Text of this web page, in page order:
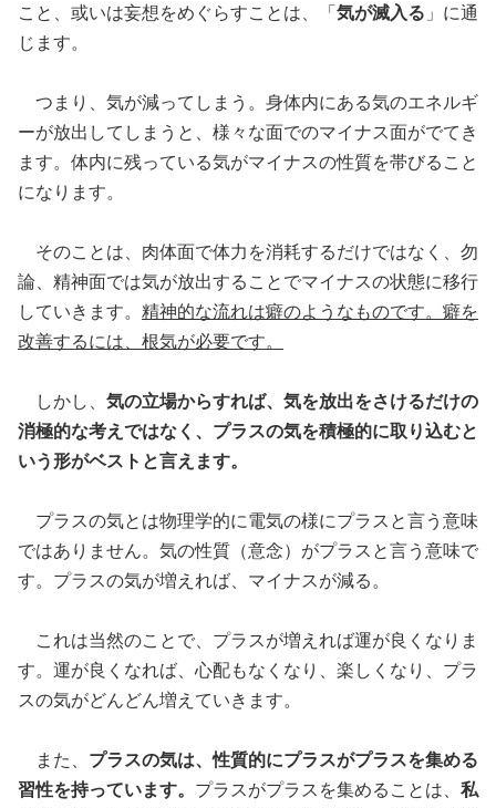
こと、或いは妄想をめぐらすことは、「 気が滅入る 」に通
じます。
つまり、気が減ってしまう。身体内にある気のエネルギ
ーが放出してしまうと、様々な面でのマイナス面がでてき
ます。体内に残っている気がマイナスの性質を帯びること
になります。
そのことは、肉体面で体力を消耗するだけではなく、勿
論、精神面では気が放出することでマイナスの状態に移行
していきます。 精神的な流れは癖のようなものです。癖を
改善するには、根気が必要です。
しかし、 気の立場からすれば、気を放出をさけるだけの
消極的な考えではなく、プラスの気を積極的に取り込むと
いう形がベストと言えます。
プラスの気とは物理学的に電気の様にプラスと言う意味
ではありません。気の性質（意念）がプラスと言う意味で
す。プラスの気が増えれば、マイナスが減る。
これは当然のことで、プラスが増えれば運が良くなりま
す。運が良くなれば、心配もなくなり、楽しくなり、プラ
スの気がどんどん増えていきます。
また、 プラスの気は、性質的にプラスがプラスを集める
習性を持っています。 プラスがプラスを集めることは、 私